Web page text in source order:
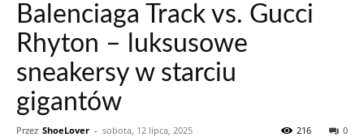
Balenciaga Track vs. Gucci
Rhyton – luksusowe
sneakersy w starciu
gigantów
Przez ShoeLover - sobota, 12 lipca, 2025 0
216